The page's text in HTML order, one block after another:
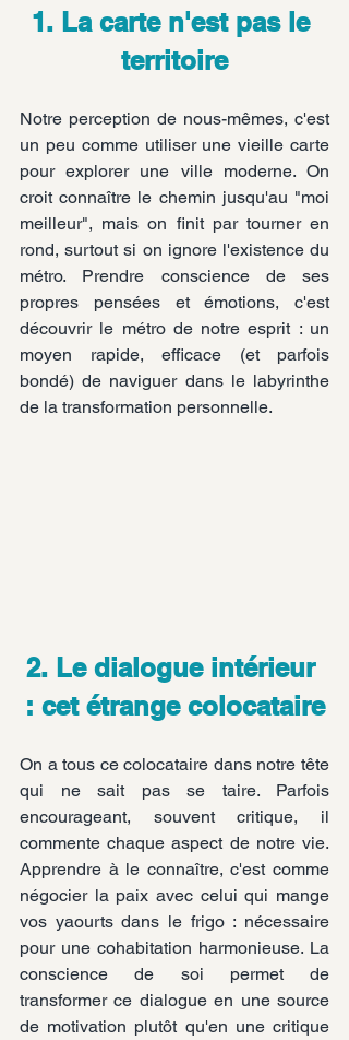
1. La carte n'est pas le
territoire
Notre perception de nous-mêmes, c'est
un peu comme utiliser une vieille carte
pour explorer une ville moderne. On
croit connaître le chemin jusqu'au "moi
meilleur", mais on finit par tourner en
rond, surtout si on ignore l'existence du
métro. Prendre conscience de ses
propres pensées et émotions, c'est
découvrir le métro de notre esprit : un
moyen rapide, efficace (et parfois
bondé) de naviguer dans le labyrinthe
de la transformation personnelle.
2. Le dialogue intérieur
: cet étrange colocataire
On a tous ce colocataire dans notre tête
qui ne sait pas se taire. Parfois
encourageant, souvent critique, il
commente chaque aspect de notre vie.
Apprendre à le connaître, c'est comme
négocier la paix avec celui qui mange
vos yaourts dans le frigo : nécessaire
pour une cohabitation harmonieuse. La
conscience de soi permet de
transformer ce dialogue en une source
de motivation plutôt qu'en une critique